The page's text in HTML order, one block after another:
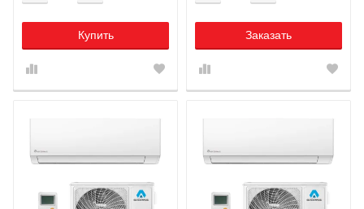
Купить Заказать